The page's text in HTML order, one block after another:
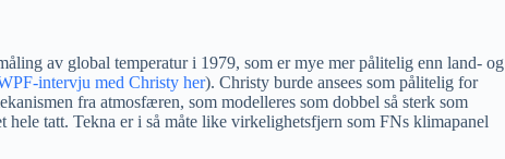
av global temperatur i 1979, som er mye mer pålitelig enn land- og
intervju med Christy her). Christy burde ansees som pålitelig for
fra atmosfæren, som modelleres som dobbel så sterk som
tatt. Tekna er i så måte like virkelighetsfjern som FNs klimapanel